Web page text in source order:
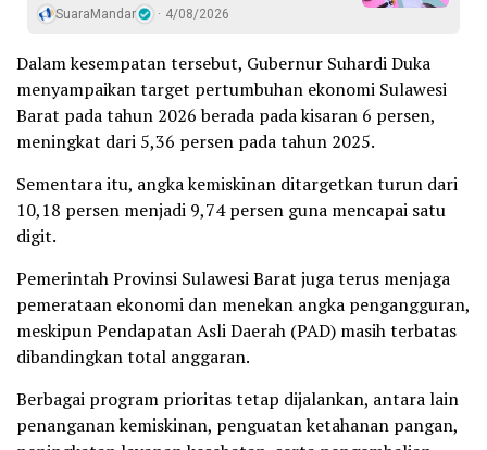
SuaraMandar 4/08/2026
Dalam kesempatan tersebut, Gubernur Suhardi Duka
menyampaikan target pertumbuhan ekonomi Sulawesi
Barat pada tahun 2026 berada pada kisaran 6 persen,
meningkat dari 5,36 persen pada tahun 2025.
Sementara itu, angka kemiskinan ditargetkan turun dari
10,18 persen menjadi 9,74 persen guna mencapai satu
digit.
Pemerintah Provinsi Sulawesi Barat juga terus menjaga
pemerataan ekonomi dan menekan angka pengangguran,
meskipun Pendapatan Asli Daerah (PAD) masih terbatas
dibandingkan total anggaran.
Berbagai program prioritas tetap dijalankan, antara lain
penanganan kemiskinan, penguatan ketahanan pangan,